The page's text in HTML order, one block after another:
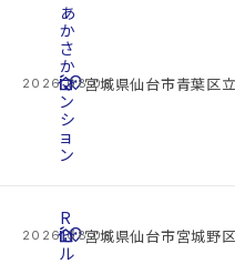
2026.08.08
cottage
あ
か
さ
か
マ
ン
シ
ョ
ン
location_on宮城県仙台市青葉区
2026.08.08
cottage
R
ビ
ル
location_on宮城県仙台市宮城野